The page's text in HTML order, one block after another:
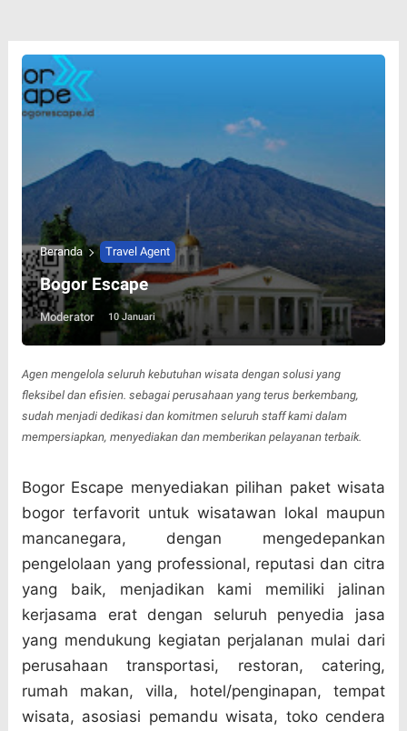
Beranda Travel Agent
Bogor Escape
Moderator 10 Januari
Agen mengelola seluruh kebutuhan wisata dengan solusi yang
fleksibel dan efisien. sebagai perusahaan yang terus berkembang,
sudah menjadi dedikasi dan komitmen seluruh staff kami dalam
mempersiapkan, menyediakan dan memberikan pelayanan terbaik.
Bogor Escape menyediakan pilihan paket wisata
bogor terfavorit untuk wisatawan lokal maupun
mancanegara, dengan mengedepankan
pengelolaan yang professional, reputasi dan citra
yang baik, menjadikan kami memiliki jalinan
kerjasama erat dengan seluruh penyedia jasa
yang mendukung kegiatan perjalanan mulai dari
perusahaan transportasi, restoran, catering,
rumah makan, villa, hotel/penginapan, tempat
wisata, asosiasi pemandu wisata, toko cendera